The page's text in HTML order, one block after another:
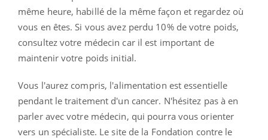
même heure, habillé de la même façon et regardez où
vous en êtes. Si vous avez perdu 10% de votre poids,
consultez votre médecin car il est important de
maintenir votre poids initial.
Vous l'aurez compris, l'alimentation est essentielle
pendant le traitement d'un cancer. N'hésitez pas à en
parler avec votre médecin, qui pourra vous orienter
vers un spécialiste. Le site de la Fondation contre le